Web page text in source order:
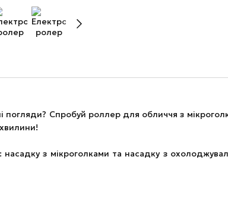
Спробуй роллер для обличчя з
з мікроголками та насадку з